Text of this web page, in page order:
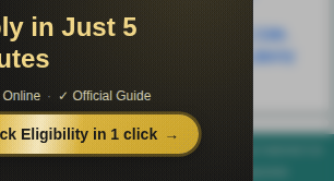
был положен вопрос о том,
интересы имеет в виду
договор.
- 2014-2026 год. Материал сайта представляется